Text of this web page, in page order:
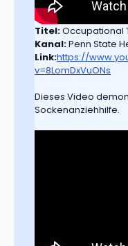
Titel:Occupational
Kanal:Penn State
Link:https://
v=8LomDxVuONs
Dieses Video
Sockenanziehhilfe.